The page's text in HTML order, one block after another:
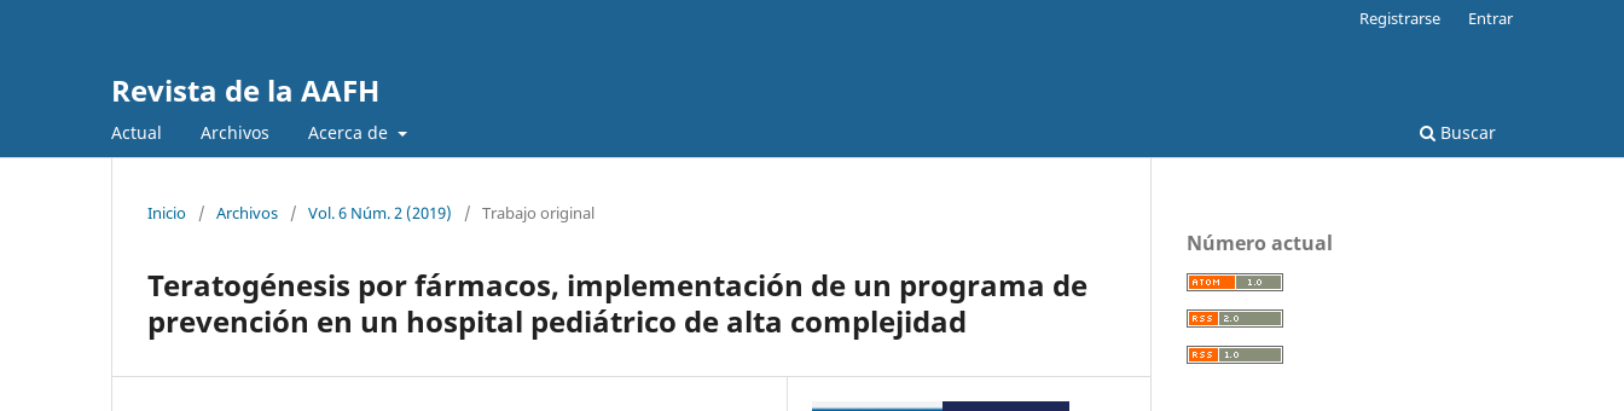
Revista de la AAFH
Actual Archivos Acerca de Buscar
Registrarse Entrar
Inicio / Archivos / Vol. 6 Núm. 2 (2019) / Trabajo original
Teratogénesis por fármacos, implementación de un programa de
prevención en un hospital pediátrico de alta complejidad
Número actual